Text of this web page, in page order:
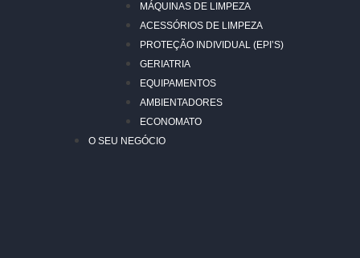
MÁQUINAS DE LIMPEZA
ACESSÓRIOS DE LIMPEZA
PROTEÇÃO INDIVIDUAL (EPI’S)
GERIATRIA
EQUIPAMENTOS
AMBIENTADORES
ECONOMATO
O SEU NEGÓCIO